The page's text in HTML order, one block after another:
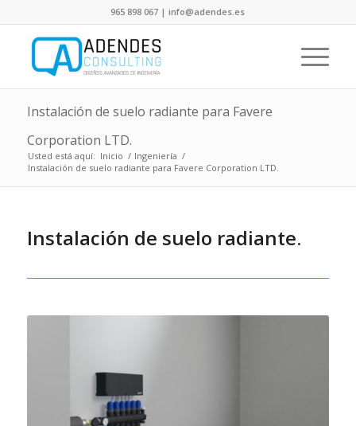
965 898 067 | info@adendes.es
Instalación de suelo radiante para Favere
Corporation LTD.
Usted está aquí: Inicio / Ingeniería /
Instalación de suelo radiante para Favere Corporation LTD.
Instalación de suelo radiante.